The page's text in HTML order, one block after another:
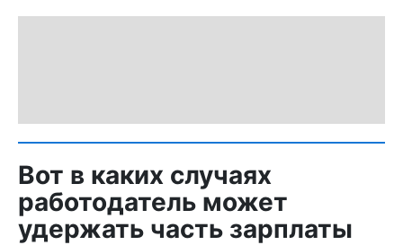
Вот в каких случаях
работодатель может
удержать часть зарплаты